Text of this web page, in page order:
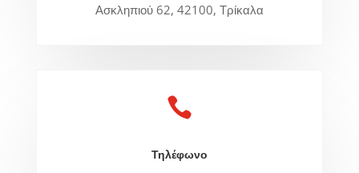
Ασκληπιού 62, 42100, Τρίκαλα

Τηλέφωνο